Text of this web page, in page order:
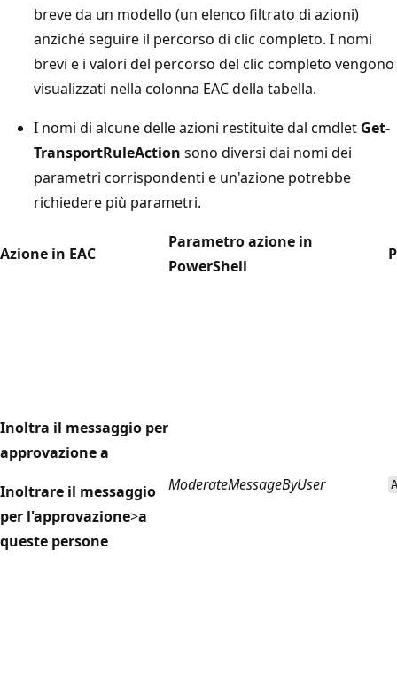
breve da un modello (un elenco filtrato di azioni)
anziché seguire il percorso di clic completo. I nomi
brevi e i valori del percorso del clic completo vengono
visualizzati nella colonna EAC della tabella.
I nomi di alcune delle azioni restituite dal cmdlet Get-
TransportRuleAction sono diversi dai nomi dei
parametri corrispondenti e un'azione potrebbe
richiedere più parametri.
Azione in EAC
Parametro azione in
PowerShell
Inoltra il messaggio per
approvazione a
Inoltrare il messaggio
per l'approvazione>a
queste persone
ModerateMessageByUser